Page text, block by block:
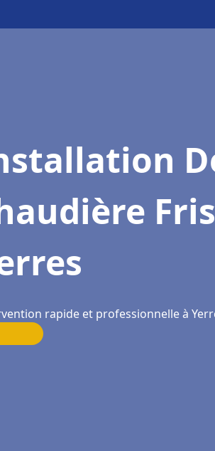
rapide et professionnelle à